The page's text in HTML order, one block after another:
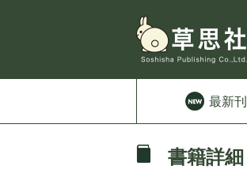
最新刊
書籍詳細